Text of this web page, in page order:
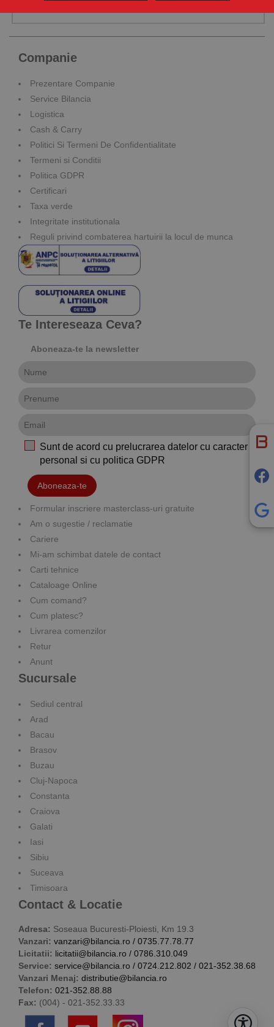
Companie
Prezentare Companie
Service Bilancia
Logistica
Cash & Carry
Politici Si Termeni De Confidentialitate
Termeni si Conditii
Politica GDPR
Certificari
Taxa verde
Integritate institutionala
Reguli privind combaterea hartuirii la locul de munca
Te Intereseaza Ceva?
Aboneaza-te la newsletter
Sunt de acord cu prelucrarea datelor cu caracter
personal si cu politica GDPR
Aboneaza-te
Formular inscriere masterclass-uri gratuite
Am o sugestie / reclamatie
Cariere
Mi-am schimbat datele de contact
Carti tehnice
Cataloage Online
Cum comand?
Cum platesc?
Livrarea comenzilor
Retur
Anunt
Sucursale
Sediul central
Arad
Bacau
Brasov
Buzau
Cluj-Napoca
Constanta
Craiova
Galati
Iasi
Sibiu
Suceava
Timisoara
Contact & Locatie
Adresa: Soseaua Bucuresti-Ploiesti, Km 19.3
Vanzari: vanzari@bilancia.ro / 0735.77.78.77
Licitatii: licitatii@bilancia.ro / 0786.310.049
Service: service@bilancia.ro / 0724.212.802 / 021-352.38.68
Vanzari Menaj: distributie@bilancia.ro
Telefon: 021-352.88.88
Fax: (004) - 021-352.33.33